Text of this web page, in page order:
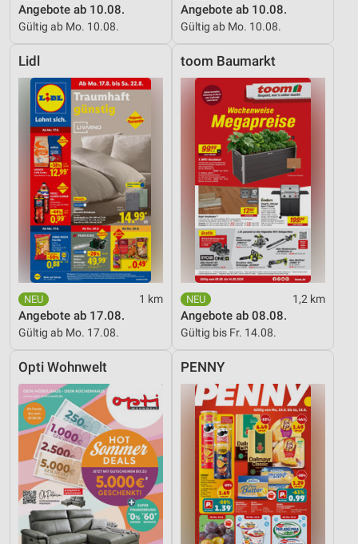
Angebote ab 10.08.
Gültig ab Mo. 10.08.
Angebote ab 10.08.
Gültig ab Mo. 10.08.
Lidl
1 km
Angebote ab 17.08.
Gültig ab Mo. 17.08.
toom Baumarkt
1,2 km
Angebote ab 08.08.
Gültig bis Fr. 14.08.
Opti Wohnwelt PENNY